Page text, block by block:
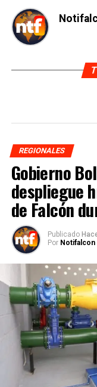
REGIONALES
Gobierno
despliegue
de Falcón
Publicado
Por Notifalcon